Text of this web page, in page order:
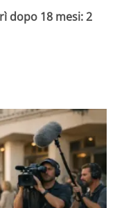
dopo 18 mesi: 2